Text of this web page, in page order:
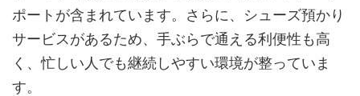
ポートが含まれています。さらに、シューズ預かり
サービスがあるため、手ぶらで通える利便性も高
く、忙しい人でも継続しやすい環境が整っていま
す。